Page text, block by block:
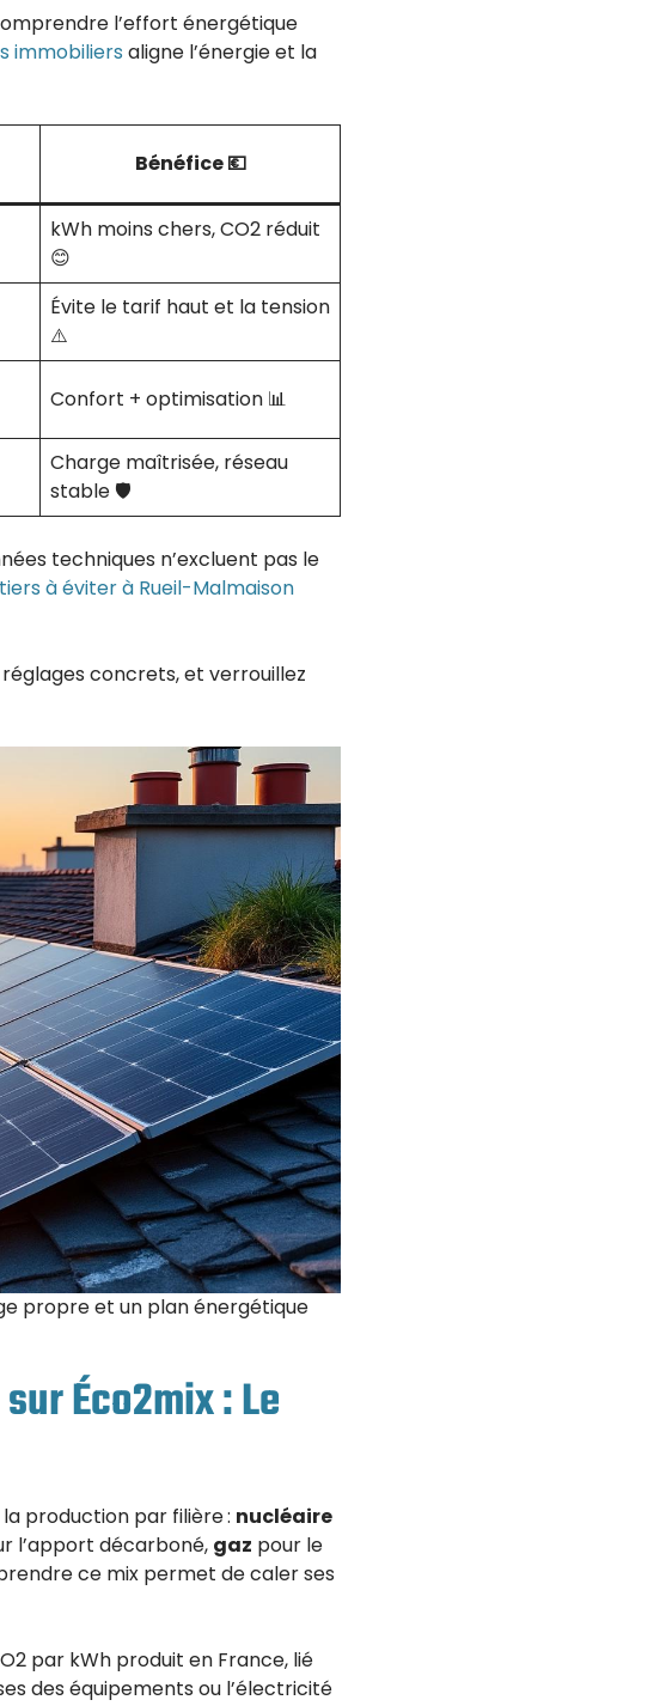
l’effort énergétique
immobiliers aligne l’énergie et la
Bénéfice 💶
kWh moins chers, CO2 réduit
😊
Évite le tarif haut et la tension
⚠️
Confort + optimisation 📊
Charge maîtrisée, réseau
stable 🛡️
techniques n’excluent pas le
à éviter à Rueil-Malmaison
concrets, et verrouillez
propre et un plan énergétique
Éco2mix : Le
production par filière : nucléaire
l’apport décarboné, gaz pour le
ce mix permet de caler ses
par kWh produit en France, lié
des équipements ou l’électricité